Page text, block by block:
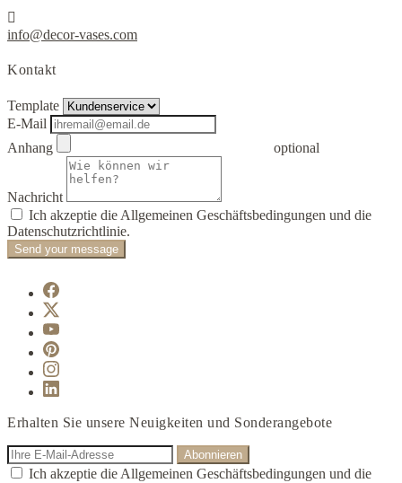

info@decor-vases.com
Kontakt
Template
E-Mail
Anhang
optional
Nachricht
Ich akzeptie die Allgemeinen Geschäftsbedingungen und die
Datenschutzrichtlinie.
Send your message
Erhalten Sie unsere Neuigkeiten und Sonderangebote
Ich akzeptie die Allgemeinen Geschäftsbedingungen und die